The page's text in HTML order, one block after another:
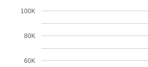
60K
80K
100K